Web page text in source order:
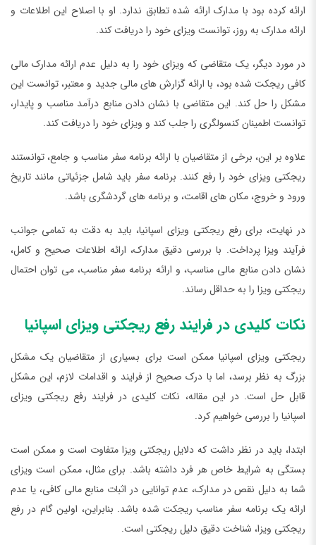
ارائه کرده بود با مدارک ارائه شده تطابق ندارد. او با اصلاح این اطلاعات و
ارائه مدارک به روز، توانست ویزای خود را دریافت کند.
در مورد دیگر، یک متقاضی که ویزای خود را به دلیل عدم ارائه مدارک مالی
کافی ریجکت شده بود، با ارائه گزارش های مالی جدید و معتبر، توانست این
مشکل را حل کند. این متقاضی با نشان دادن منابع درآمد مناسب و پایدار،
توانست اطمینان کنسولگری را جلب کند و ویزای خود را دریافت کند.
علاوه بر این، برخی از متقاضیان با ارائه برنامه سفر مناسب و جامع، توانستند
ریجکتی ویزای خود را رفع کنند. برنامه سفر باید شامل جزئیاتی مانند تاریخ
ورود و خروج، مکان های اقامت، و برنامه های گردشگری باشد.
در نهایت، برای رفع ریجکتی ویزای اسپانیا، باید به دقت به تمامی جوانب
فرآیند ویزا پرداخت. با بررسی دقیق مدارک، ارائه اطلاعات صحیح و کامل،
نشان دادن منابع مالی مناسب، و ارائه برنامه سفر مناسب، می توان احتمال
ریجکتی ویزا را به حداقل رساند.
نکات کلیدی در فرایند رفع ریجکتی ویزای اسپانیا
ریجکتی ویزای اسپانیا ممکن است برای بسیاری از متقاضیان یک مشکل
بزرگ به نظر برسد، اما با درک صحیح از فرایند و اقدامات لازم، این مشکل
قابل حل است. در این مقاله، نکات کلیدی در فرایند رفع ریجکتی ویزای
اسپانیا را بررسی خواهیم کرد.
ابتدا، باید در نظر داشت که دلایل ریجکتی ویزا متفاوت است و ممکن است
بستگی به شرایط خاص هر فرد داشته باشد. برای مثال، ممکن است ویزای
شما به دلیل نقص در مدارک، عدم توانایی در اثبات منابع مالی کافی، یا عدم
ارائه یک برنامه سفر مناسب ریجکت شده باشد. بنابراین، اولین گام در رفع
ریجکتی ویزا، شناخت دقیق دلیل ریجکتی است.